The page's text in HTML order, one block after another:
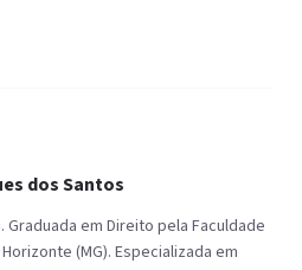
dos Santos
Graduada em Direito pela Faculdade
(MG). Especializada em